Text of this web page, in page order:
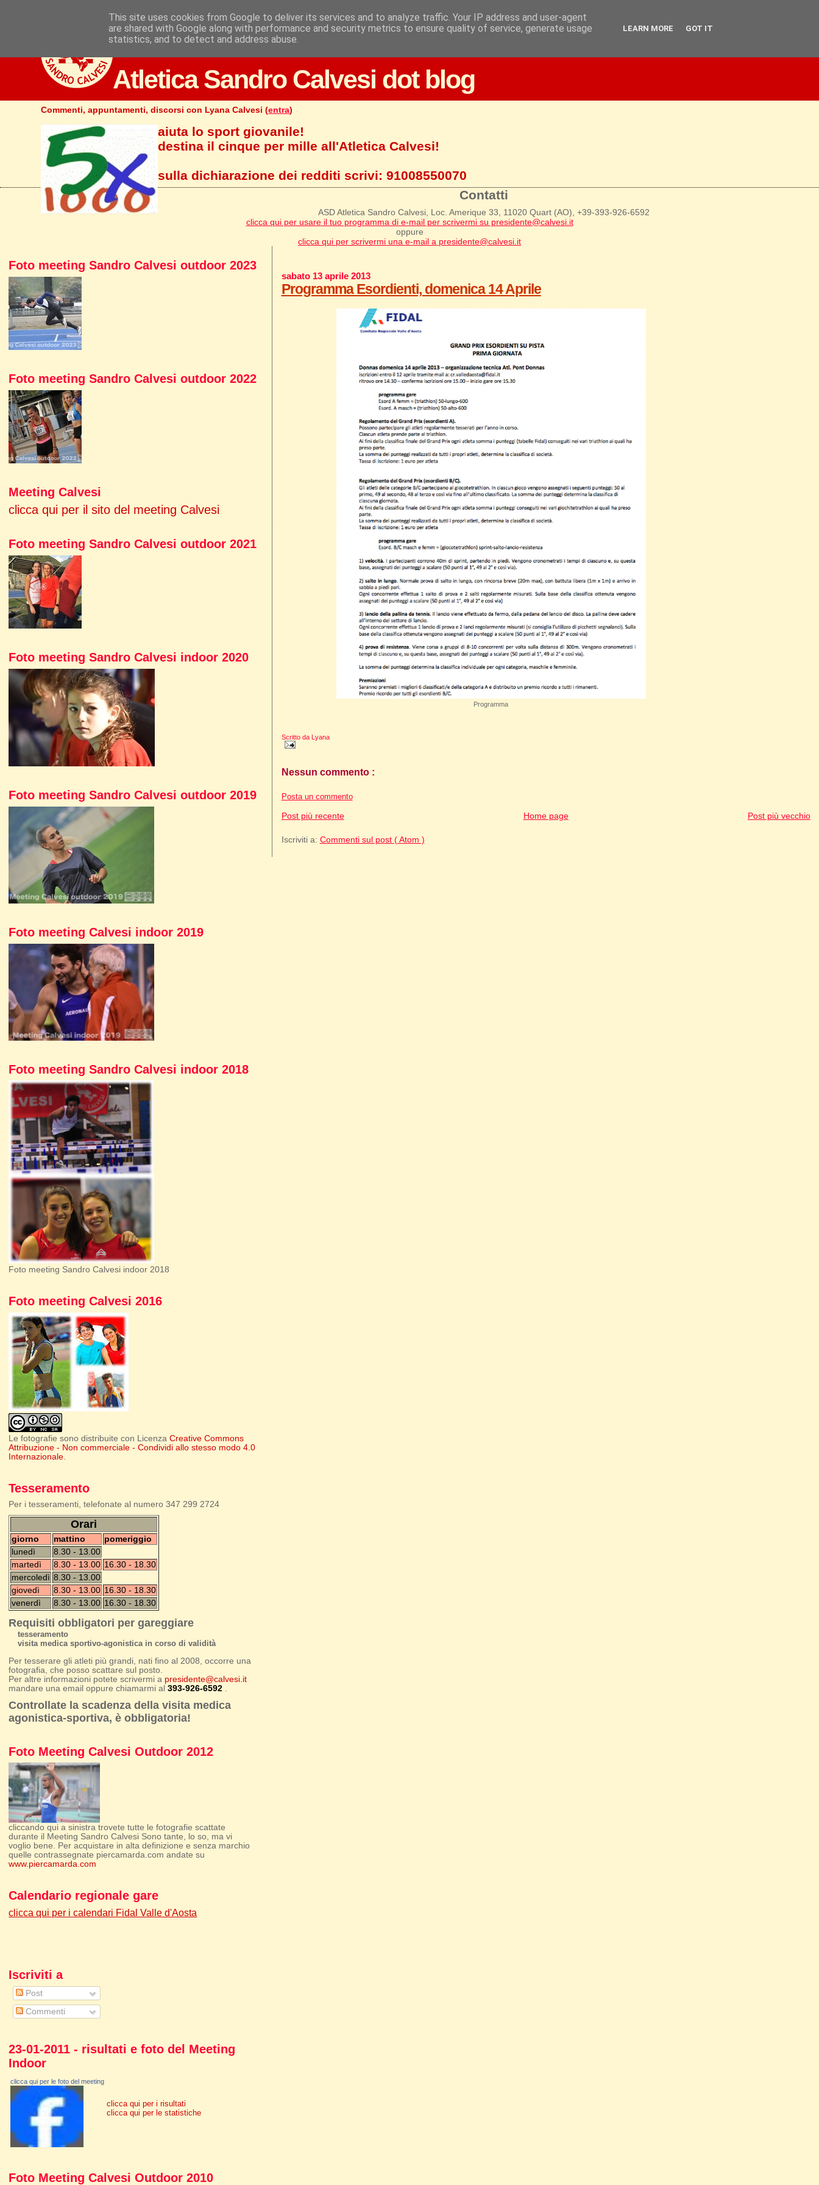
Atletica Sandro Calvesi dot blog
Commenti, appuntamenti, discorsi con Lyana Calvesi (entra)
aiuta lo sport giovanile!
destina il cinque per mille all'Atletica Calvesi!
sulla dichiarazione dei redditi scrivi:91008550070
Contatti
ASD Atletica Sandro Calvesi, Loc. Amerique 33, 11020 Quart (AO), +39-393-926-6592
clicca qui per usare il tuo programma di e-mail per scrivermi su presidente@calvesi.it
oppure
clicca qui per scrivermi una e-mail a presidente@calvesi.it
sabato 13 aprile 2013
Programma Esordienti, domenica 14 Aprile
Programma
Scritto da Lyana
Nessun commento :
Posta un commento
Post più recente Post più vecchio
Home page
Iscriviti a: Commenti sul post ( Atom )
Foto meeting Sandro Calvesi outdoor 2023
Foto meeting Sandro Calvesi outdoor 2022
Meeting Calvesi
clicca qui per il sito del meeting Calvesi
Foto meeting Sandro Calvesi outdoor 2021
Foto meeting Sandro Calvesi indoor 2020
Foto meeting Sandro Calvesi outdoor 2019
Foto meeting Calvesi indoor 2019
Foto meeting Sandro Calvesi indoor 2018
Foto meeting Sandro Calvesi indoor 2018
Foto meeting Calvesi 2016
Le fotografie sono distribuite con LicenzaCreative Commons
Attribuzione - Non commerciale - Condividi allo stesso modo 4.0
Internazionale.
Tesseramento
Per i tesseramenti, telefonate al numero 347 299 2724
Orari
giorno mattino
pomeriggio
lunedì
8.30 - 13.00
martedì
8.30 - 13.00 16.30 - 18.30
mercoledì 8.30 - 13.00
giovedì
8.30 - 13.00 16.30 - 18.30
venerdì
8.30 - 13.00 16.30 - 18.30
Requisiti obbligatori per gareggiare
tesseramento
visita medica sportivo-agonistica in corso di validità
Per tesserare gli atleti più grandi, nati fino al 2008, occorre una
fotografia, che posso scattare sul posto.
Per altre informazioni potete scrivermi a presidente@calvesi.it
mandare una email oppure chiamarmi al393-926-6592
Controllate la scadenza della visita medica
agonistica-sportiva, è obbligatoria!
Foto Meeting Calvesi Outdoor 2012
cliccando qui a sinistra trovete tutte le fotografie scattate
durante il Meeting Sandro Calvesi Sono tante, lo so, ma vi
voglio bene. Per acquistare in alta definizione e senza marchio
quelle contrassegnate piercamarda.com andate su
www.piercamarda.com
Calendario regionale gare
clicca qui per i calendari Fidal Valle d'Aosta
Iscriviti a
Post
Commenti
23-01-2011 - risultati e foto del Meeting
Indoor
clicca qui per le foto del meeting
clicca qui per i risultati
clicca qui per le statistiche
Foto Meeting Calvesi Outdoor 2010
This site uses cookies from Google to deliver its services and to analyze traffic. Your IP address and user-agent
are shared with Google along with performance and security metrics to ensure quality of service, generate usage
statistics, and to detect and address abuse.
LEARN MORE GOT IT